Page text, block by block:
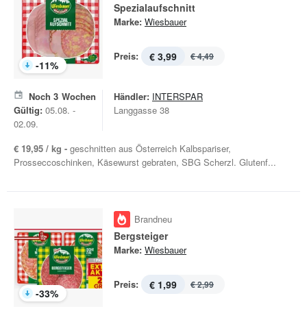
-11%
Spezialaufschnitt
Marke: Wiesbauer
Preis: € 3,99 € 4,49
Noch 3 Wochen
Gültig: 05.08. -
02.09.
Händler: INTERSPAR
Langgasse 38
€ 19,95 / kg - geschnitten aus Österreich Kalbspariser,
Prosseccoschinken, Käsewurst gebraten, SBG Scherzl. Glutenf...
-33%
Brandneu
Bergsteiger
Marke: Wiesbauer
Preis: € 1,99 € 2,99